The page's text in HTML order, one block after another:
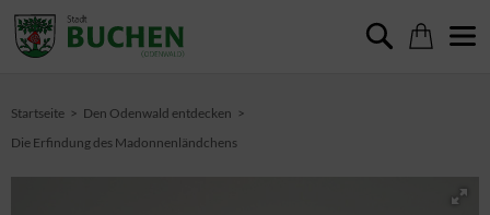
Startseite
Den Odenwald entdecken
Die Erfindung des Madonnenländchens